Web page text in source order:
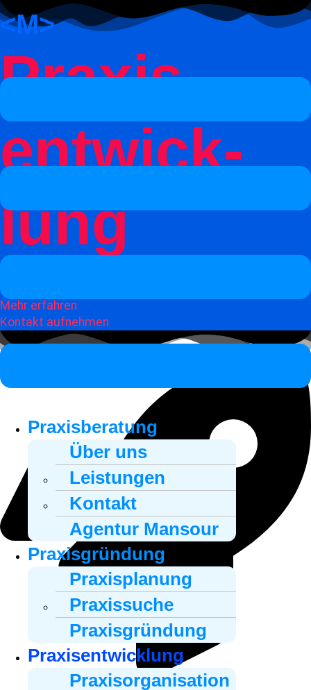
<M>
Menü
Praxisberatung
Über uns
Leistungen
Kontakt
Agentur Mansour
Praxisgründung
Praxisplanung
Praxissuche
Praxisgründung
Praxisentwicklung
Praxisorganisation
Praxis­
entwick­
lung
Mehr erfahren
Kontakt aufnehmen